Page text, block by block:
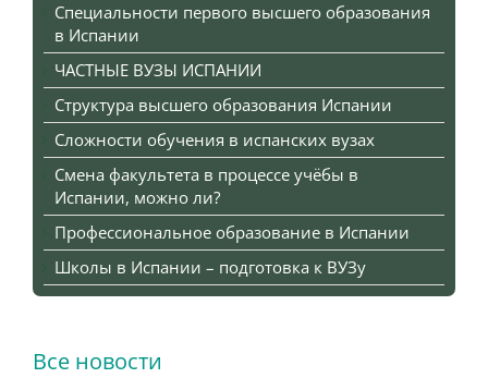
Специальности первого высшего образования
в Испании
ЧАСТНЫЕ ВУЗЫ ИСПАНИИ
Структура высшего образования Испании
Сложности обучения в испанских вузах
Смена факультета в процессе учёбы в
Испании, можно ли?
Профессиональное образование в Испании
Школы в Испании – подготовка к ВУЗу
Все новости